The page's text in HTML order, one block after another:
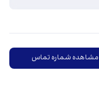
مشاهده شماره تماس